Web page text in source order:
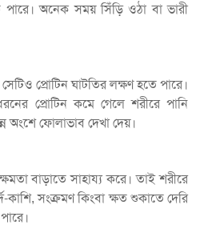
অনেক সময় সিঁড়ি ওঠা বা ভারী
প্রোটিন ঘাটতির লক্ষণ হতে পারে।
প্রোটিন কমে গেলে শরীরে পানি
অংশে ফোলাভাব দেখা দেয়।
বাড়াতে সাহায্য করে। তাই শরীরে
কাশি, সংক্রমণ কিংবা ক্ষত শুকাতে দেরি